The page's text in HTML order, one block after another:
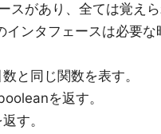
スがあり、全ては覚え
ンタフェースは必要な
と同じ関数を表す。
を返す。
す。